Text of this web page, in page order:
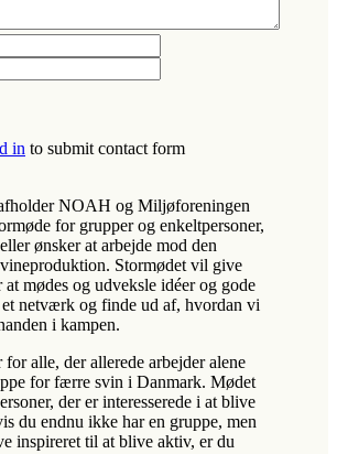
in to submit contact form
NOAH og Miljøforeningen
for grupper og enkeltpersoner,
ønsker at arbejde mod den
Stormødet vil give
mødes og udveksle idéer og gode
et netværk og finde ud af, hvordan vi
i kampen.
for alle, der allerede arbejder alene
for færre svin i Danmark. Mødet
der er interesserede i at blive
du endnu ikke har en gruppe, men
inspireret til at blive aktiv, er du